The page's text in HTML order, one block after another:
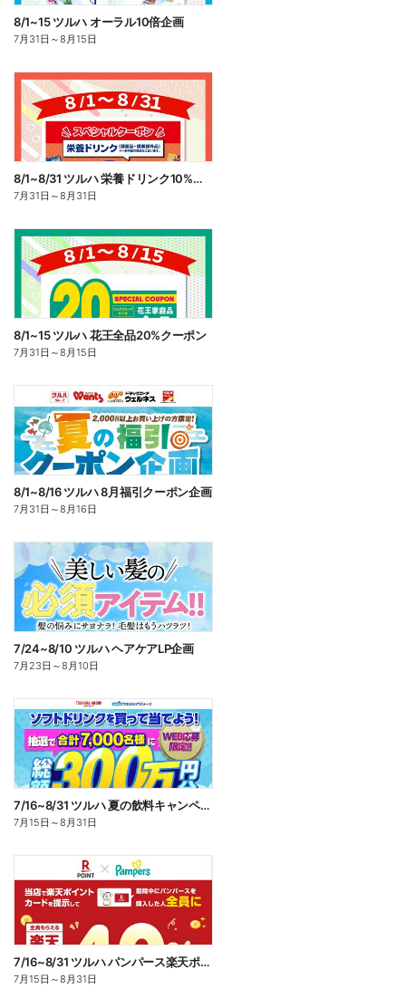
8/1~15 ツルハ オーラル10倍企画
7月31日 ～8月15日
8/1~8/31 ツルハ 栄養ドリンク10%ポイント還元
7月31日 ～8月31日
8/1~15 ツルハ 花王全品20%クーポン
7月31日 ～8月15日
8/1~8/16 ツルハ 8月福引クーポン企画
7月31日 ～8月16日
7/24~8/10 ツルハ ヘアケアLP企画
7月23日 ～8月10日
7/16~8/31 ツルハ 夏の飲料キャンペーン企画
7月15日 ～8月31日
7/16~8/31 ツルハ パンパース楽天ポイント還元企画
7月15日 ～8月31日